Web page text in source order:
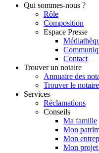
Qui sommes-nous ?
Rôle
Composition
Espace Presse
Contact
Trouver un notaire
Annuaire des
Trouver le
Services
Réclamations
Conseils
Ma famille
Mon
Mon
Mon